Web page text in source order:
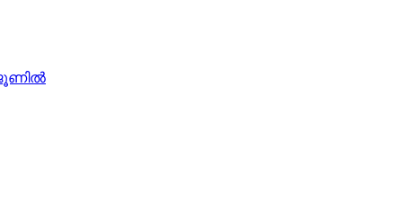
ജൂണിൽ